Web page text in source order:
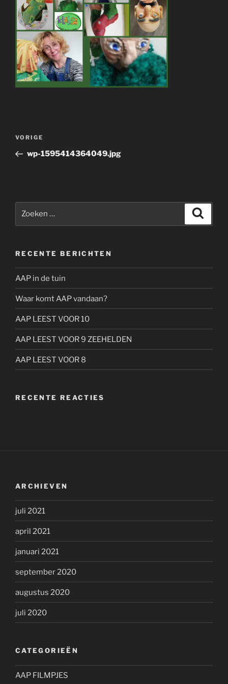
Bericht
Vorig
bericht
VORIGE
wp-1595414364049.jpg
RECENTE BERICHTEN
AAP in de tuin
Waar komt AAP vandaan?
AAP LEEST VOOR 10
AAP LEEST VOOR 9 ZEEHELDEN
AAP LEEST VOOR 8
RECENTE REACTIES
ARCHIEVEN
juli 2021
april 2021
januari 2021
september 2020
augustus 2020
juli 2020
CATEGORIEËN
AAP FILMPJES